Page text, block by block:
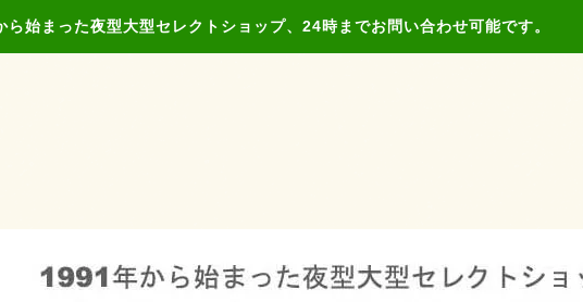
ら始まった夜型大型セレクトショップ、24時までお問い合わせ可能です。